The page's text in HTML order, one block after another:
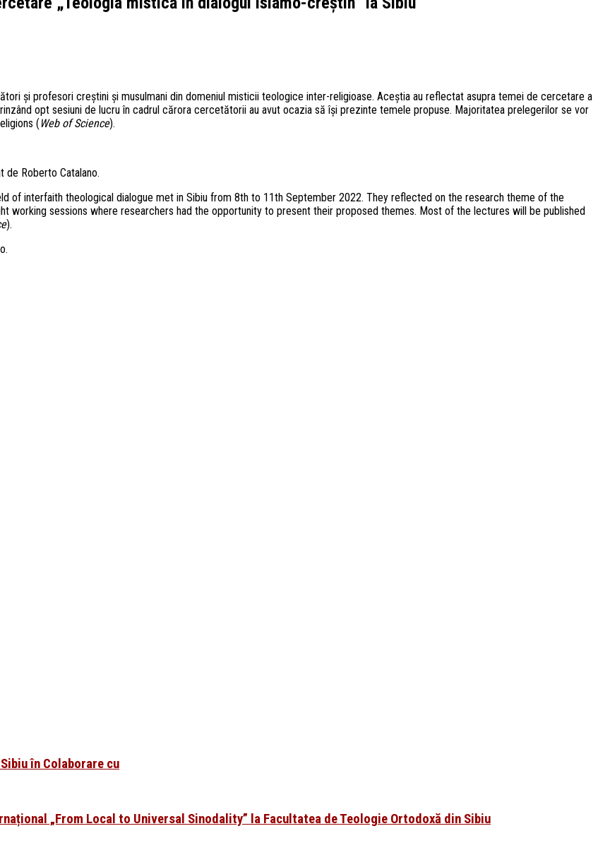
și profesori creștini și musulmani din domeniul misticii teologice inter-religioase. Aceștia au reflectat asupra temei de cercetare a
opt sesiuni de lucru în cadrul cărora cercetătorii au avut ocazia să își prezinte temele propuse. Majoritatea prelegerilor se vor
(Web of Science).
Roberto Catalano.
of interfaith theological dialogue met in Sibiu from 8th to 11th September 2022. They reflected on the research theme of the
sessions where researchers had the opportunity to present their proposed themes. Most of the lectures will be published
).
în Colaborare cu
„From Local to Universal Sinodality” la Facultatea de Teologie Ortodoxă din Sibiu